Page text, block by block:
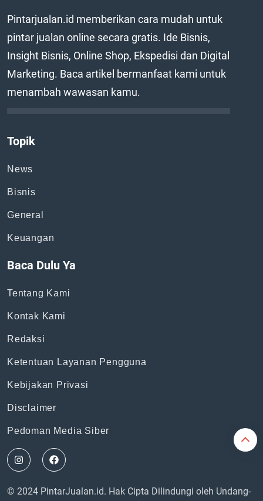
Pintarjualan.id memberikan cara mudah untuk
pintar jualan online secara gratis. Ide Bisnis,
Insight Bisnis, Online Shop, Ekspedisi dan Digital
Marketing. Baca artikel bermanfaat kami untuk
menambah wawasan kamu.
Topik
News
Bisnis
General
Keuangan
Baca Dulu Ya
Tentang Kami
Kontak Kami
Redaksi
Ketentuan Layanan Pengguna
Kebijakan Privasi
Disclaimer
Pedoman Media Siber
© 2024 PintarJualan.id. Hak Cipta Dilindungi oleh Undang-